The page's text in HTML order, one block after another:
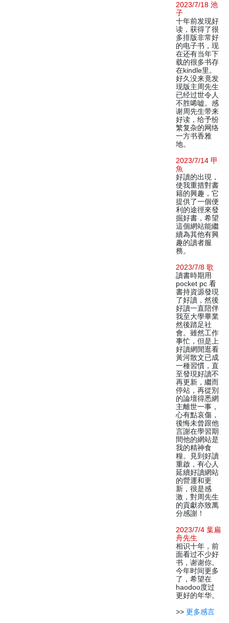
2023/7/18 池
子
十年前发现好
读，获得了很
多排版非常好
的电子书，现
在还有当年下
载的很多书存
在kindle里。
好久没来竟发
现版主周先生
已经过世令人
不胜唏嘘。感
谢周先生带来
好读，给予纷
繁复杂的网络
一方书香雅
地。
2023/7/14 甲
魚
好讀的出現，
使我重措對書
籍的興趣，它
提供了一個便
利的途徑來發
掘好書，希望
這個網站能繼
續為其他有興
趣的讀者服
務。
2023/7/8 歌
讀書時期用
pocket pc 看
書持資源發現
了好讀，然後
好讀一直陪伴
我至大學畢業
然後踏足社
會。雖然工作
事忙，但是上
好讀網閒逛看
黃河散文已成
一種習慣，直
至發現好讀不
再更新，繼而
停站，再從別
的論壇得悉網
主離世一事，
心有點哀傷，
後悔未曾跟他
言謝在學習期
間他的網站是
我的精神食
糧。見到好讀
重啟，有心人
延續好讀網站
的營運和更
新，很是感
激，對周先生
的貢獻亦致萬
分感謝！
2023/7/4 葉扁
舟先生
相识十年，前
面看过不少好
书，谢谢你。
今年时间更多
了，希望在
haodoo度过
更好的年华。
>> 更多感言